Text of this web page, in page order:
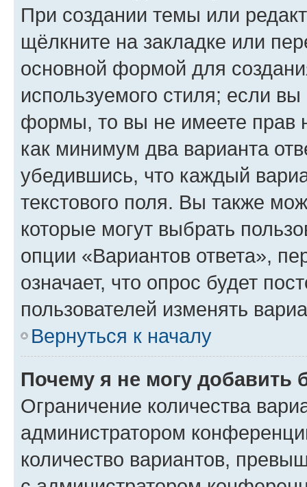
При создании темы или
щёлкните на закладке или
основной формой для
используемого стиля; если
формы, то вы не имеете прав
как минимум два варианта
убедившись, что каждый
текстового поля. Вы также
которые могут выбрать
опции «Вариантов ответа»,
означает, что опрос будет
пользователей изменять
Вернуться к началу
Почему я не могу добавить
Ограничение количества
администратором
количество вариантов,